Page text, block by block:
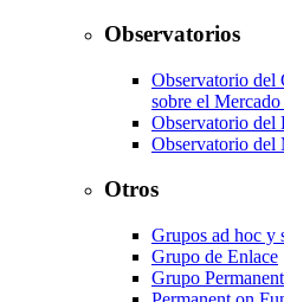
Observatorios
Observatorio del
sobre el
Observatorio del
Observatorio del
Otros
Grupos ad hoc y
Grupo de Enlace
Grupo